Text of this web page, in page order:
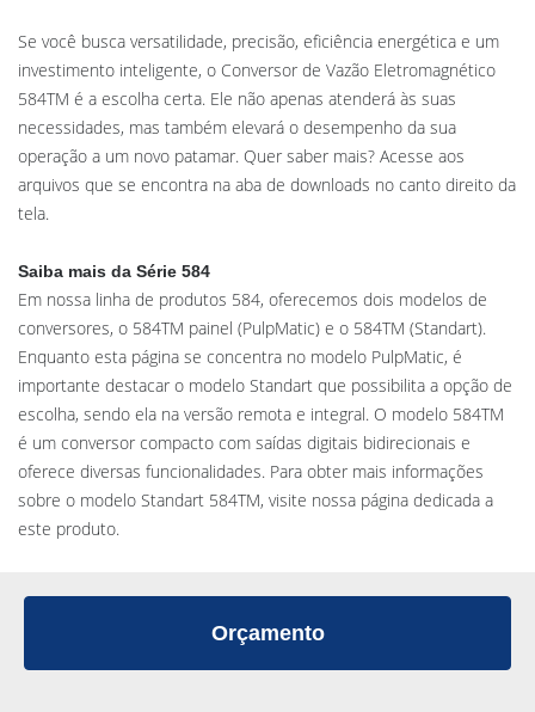
Se você busca versatilidade, precisão, eficiência energética e um
investimento inteligente, o Conversor de Vazão Eletromagnético
584TM é a escolha certa. Ele não apenas atenderá às suas
necessidades, mas também elevará o desempenho da sua
operação a um novo patamar. Quer saber mais? Acesse aos
arquivos que se encontra na aba de downloads no canto direito da
tela.
Saiba mais da Série 584
Em nossa linha de produtos 584, oferecemos dois modelos de
conversores, o 584TM painel (PulpMatic) e o 584TM (Standart).
Enquanto esta página se concentra no modelo PulpMatic, é
importante destacar o modelo Standart que possibilita a opção de
escolha, sendo ela na versão remota e integral. O modelo 584TM
é um conversor compacto com saídas digitais bidirecionais e
oferece diversas funcionalidades. Para obter mais informações
sobre o modelo Standart 584TM, visite nossa página dedicada a
este produto.
Orçamento